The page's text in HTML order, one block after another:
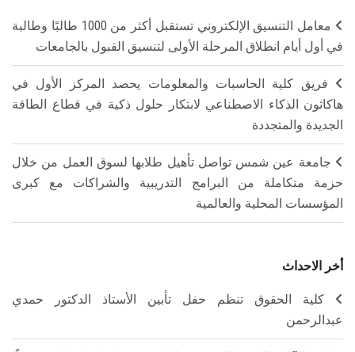
معامل التنسيق الإلكتروني تستقبل أكثر من 1000 طالبًا وطالبة
في أول أيام انطلاق المرحلة الأولى لتنسيق القبول بالجامعات
فريق كلية الحاسبات والمعلومات يحصد المركز الأول في
هاكاثون الذكاء الاصطناعي لابتكار حلول ذكية في قطاع الطاقة
الجديدة والمتجددة
جامعة عين شمس تواصل تأهيل طلابها لسوق العمل من خلال
حزمة متكاملة من البرامج التدريبية والشراكات مع كبرى
المؤسسات المحلية والعالمية
أخر الاحداث
كلية الحقوق تنظم حفل تأبين الأستاذ الدكتور حمدي
عبدالرحمن